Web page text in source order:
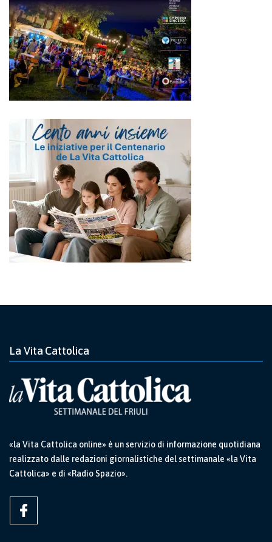
La Vita Cattolica
«la Vita Cattolica online» è un servizio di informazione quotidiana
realizzato dalle redazioni giornalistiche del settimanale «la Vita
Cattolica» e di «Radio Spazio».